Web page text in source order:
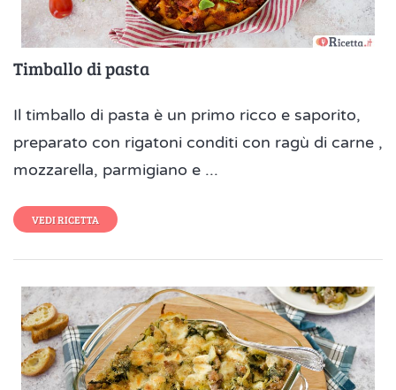
Timballo di pasta
Il timballo di pasta è un primo ricco e saporito,
preparato con rigatoni conditi con ragù di carne ,
mozzarella, parmigiano e ...
VEDI RICETTA